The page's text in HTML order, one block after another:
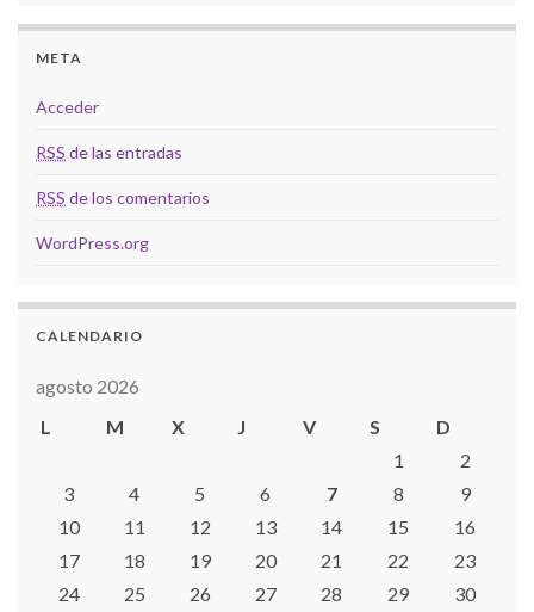
META
Acceder
RSS de las entradas
RSS de los comentarios
WordPress.org
CALENDARIO
agosto 2026
L
M X J V S
D
1
2
3
4 5 6 7 8
9
10
11 12 13 14 15
16
17
18 19 20 21 22
23
24
25 26 27 28 29 30